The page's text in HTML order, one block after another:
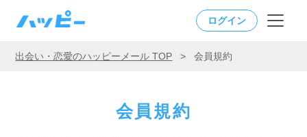
ログイン
出会い・恋愛のハッピーメール TOP > 会員規約
会員規約